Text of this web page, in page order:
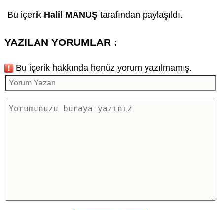
Bu içerik Halil MANUŞ tarafından paylaşıldı.
YAZILAN YORUMLAR :
Bu içerik hakkında henüz yorum yazılmamış.